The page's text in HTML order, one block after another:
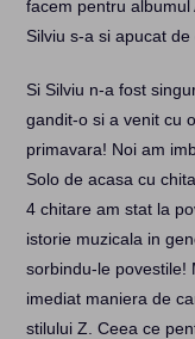
facem pentru
Silviu s-a si apucat
Si Silviu n-a fost
gandit-o si a venit cu
primavara! Noi am
Solo de acasa cu
4 chitare am stat la
istorie muzicala in
sorbindu-le povestile!
imediat maniera de
stilului Z. Ceea ce